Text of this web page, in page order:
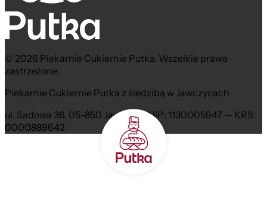
© 2026 Piekarnie Cukiernie Putka. Wszelkie prawa
zastrzeżone.
Piekarnie Cukiernie Putka z siedzibą w Jawczycach
ul. Sadowa 36, 05-850 Jawczyce NIP: 1130005947 — KRS:
0000889642